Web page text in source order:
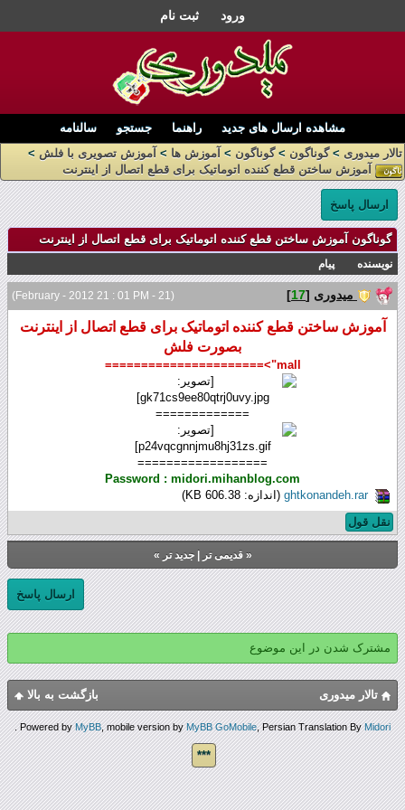
ورود ثبت نام
مشاهده ارسال های جدید راهنما جستجو
سالنامه
تالار میدوری >گوناگون >گوناگون > آموزش ها > آموزش تصويری با فلش >
آموزش ساختن قطع کننده اتوماتیک برای قطع اتصال از اینترنت
ارسال پاسخ
گوناگون آموزش ساختن قطع کننده اتوماتیک برای قطع اتصال از اینترنت
نویسنده پیام
(21 - February - 2012 21 : 01 PM) میدوری [
17
]
آموزش ساختن قطع کننده اتوماتیک برای قطع اتصال از اینترنت
بصورت فلش
mall">======================
=============
==================
Password : midori.mihanblog.com
ghtkonandeh.rar (اندازه: 606.38 KB)
نقل قول
«قدیمی تر |جدید تر »
ارسال پاسخ
مشترک شدن در این موضوع
بازگشت به بالا تالار میدوری
Powered byMyBB, mobile version byMyBB GoMobile, Persian Translation ByMidori
.
***